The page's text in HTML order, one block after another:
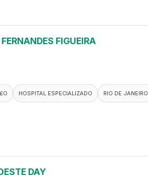
FIGUEIRA
HOSPITAL ESPECIALIZADO RIO DE JANEIRO
DAY